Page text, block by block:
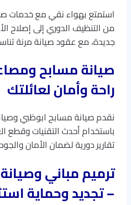
استمتع بهواء نقي مع خدمات
من التنظيف الدوري إلى إصلاح
جديدة، مع عقود صيانة مرنة
صيانة مسابح
راحة وأمان لعائلتك
نقدم صيانة مسابح ابوظبي
باستخدام أحدث التقنيات وقطع
تقارير دورية لضمان الأمان
ترميم مباني
– تجديد وحماية